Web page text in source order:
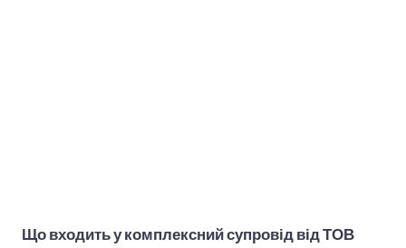
Що входить у комплексний супровід від ТОВ